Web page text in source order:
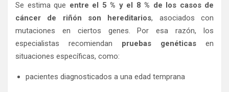
Se estima que entre el 5 % y el 8 % de los casos de
cáncer de riñón son hereditarios, asociados con
mutaciones en ciertos genes. Por esa razón, los
especialistas recomiendan pruebas genéticas en
situaciones específicas, como:
pacientes diagnosticados a una edad temprana